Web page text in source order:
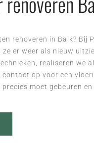
renoveren in Balk? Bij
er weer als nieuw
realiseren we
op voor een
moet gebeuren